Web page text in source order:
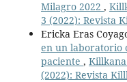
Milagro 2022 ,
3 (2022): Revista
Ericka Eras
en un laboratorio
paciente ,
(2022): Revista